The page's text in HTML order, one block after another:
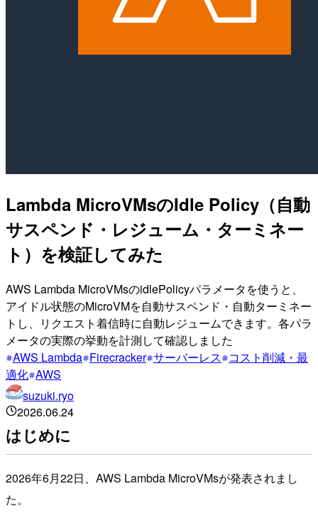
Lambda MicroVMsのIdle Policy（自動
サスペンド・レジューム・ターミネー
ト）を検証してみた
AWS Lambda MicroVMsのidlePolicyパラメータを使うと、
アイドル状態のMicroVMを自動サスペンド・自動ターミネー
トし、リクエスト着信時に自動レジュームできます。各パラ
メータの実際の挙動を計測して確認しました
AWS Lambda Firecracker サーバーレス
コスト削減・最
適化 AWS
suzuki.ryo
2026.06.24
はじめに
2026年6月22日、AWS Lambda MicroVMsが発表されまし
た。